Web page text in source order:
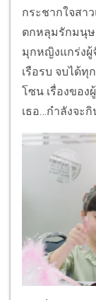
กระชากใจสา
ตกหลุมรักมนุษ
มุกหญิงแกร่งผู้
เรือรบ จบได้
โซน เรื่องของ
เธอ…กำลังจะกิ